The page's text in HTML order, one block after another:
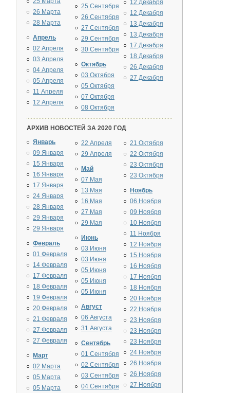
26 Марта
28 Марта
Апрель
02 Апреля
03 Апреля
04 Апреля
05 Апреля
11 Апреля
12 Апреля
25 Сентября
26 Сентября
27 Сентября
29 Сентября
30 Сентября
Октябрь
03 Октября
05 Октября
07 Октября
08 Октября
12 Декабря
12 Декабря
13 Декабря
13 Декабря
17 Декабря
18 Декабря
26 Декабря
27 Декабря
АРХИВ НОВОСТЕЙ ЗА 2020 ГОД
Январь
09 Января
15 Января
16 Января
17 Января
24 Января
28 Января
29 Января
29 Января
Февраль
01 Февраля
14 Февраля
17 Февраля
18 Февраля
19 Февраля
20 Февраля
21 Февраля
27 Февраля
27 Февраля
Март
02 Марта
05 Марта
05 Марта
22 Апреля
29 Апреля
Май
07 Мая
13 Мая
16 Мая
27 Мая
29 Мая
Июнь
03 Июня
03 Июня
05 Июня
05 Июня
05 Июня
Август
06 Августа
31 Августа
Сентябрь
01 Сентября
02 Сентября
03 Сентября
04 Сентября
21 Октября
22 Октября
23 Октября
23 Октября
Ноябрь
06 Ноября
09 Ноября
10 Ноября
11 Ноября
12 Ноября
15 Ноября
16 Ноября
17 Ноября
18 Ноября
20 Ноября
22 Ноября
23 Ноября
23 Ноября
23 Ноября
24 Ноября
26 Ноября
26 Ноября
27 Ноября